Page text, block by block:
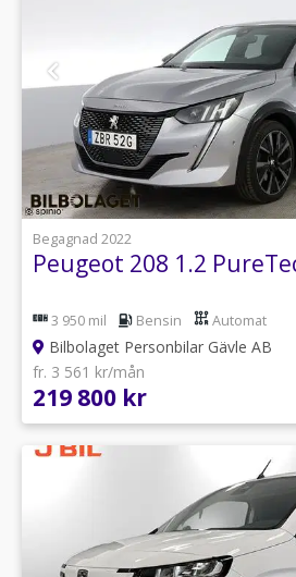
1
Begagnad 2022
Peugeot 208 1.2
3 950 mil Bensin Automat
Bilbolaget Personbilar Gävle AB
fr. 3 561 kr/mån
219 800 kr